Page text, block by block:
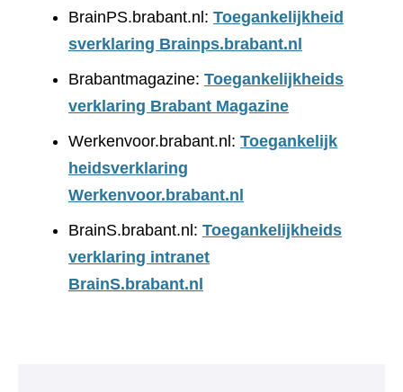
BrainPS.brabant.nl: Toegankelijkheid
sverklaring Brainps.brabant.nl
Brabantmagazine: Toegankelijkheids
verklaring Brabant Magazine
Werkenvoor.brabant.nl: Toegankelijk
heidsverklaring
Werkenvoor.brabant.nl
BrainS.brabant.nl: Toegankelijkheids
verklaring intranet
BrainS.brabant.nl